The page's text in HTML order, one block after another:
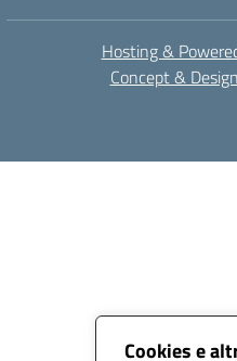
Cookies e
Hosting &
Concept &